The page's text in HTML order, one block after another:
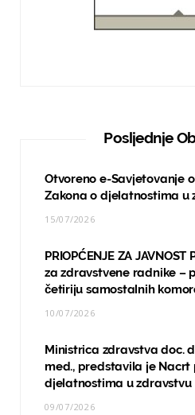
Posljednje
Otvoreno e-Savjetovanje
Zakona o djelatnostima u
15/07/2026
PRIOPĆENJE ZA
za zdravstvene radnike –
četiriju samostalnih
10/07/2026
Ministrica zdravstva doc.
med., predstavila je
djelatnostima u zdravstvu
09/07/2026